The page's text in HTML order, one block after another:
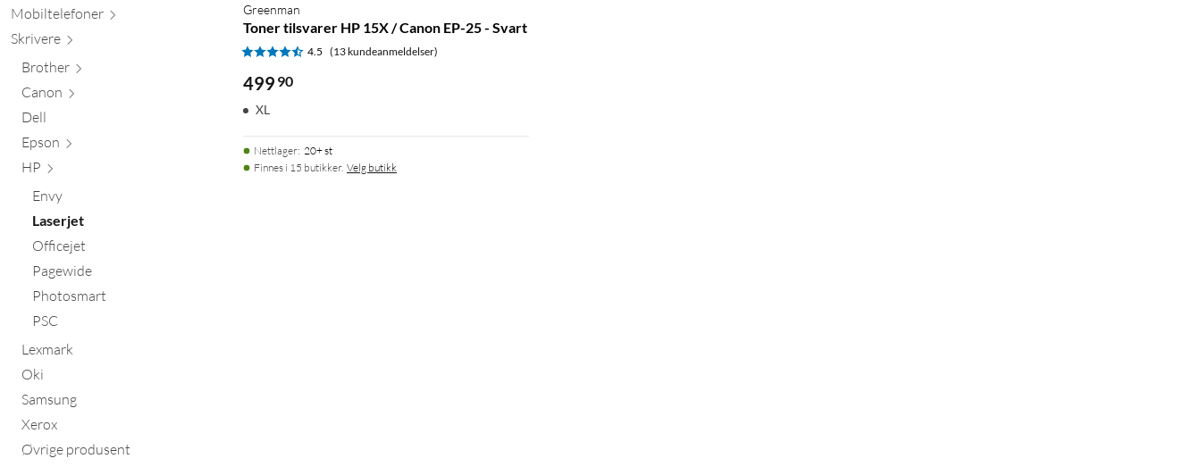
Mobiltelefoner
Skrivere
Brother
Canon
Dell
Epson
HP
Envy
Laserjet
Officejet
Pagewide
Photosmart
PSC
Lexmark
Oki
Samsung
Xerox
Øvrige produsent
Greenman
Toner tilsvarer HP 15X / Canon EP-25 - Svart
4.5 (13 kundeanmeldelser)
499 90
XL
Nettlager: 20+ st
Finnes i 15 butikker. Velg butikk